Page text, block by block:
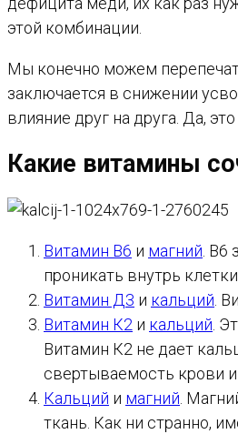
этой комбинации.
Мы конечно можем
заключается в снижении
влияние друг на друга. Да,
Какие витамины
Витамин В6 и магний. В6
проникать внутрь
Витамин Д3 и кальций.
Витамин К2 и кальций.
Витамин К2 не дает
свертываемость крови
Кальций и магний.
ткань. Как ни странно,